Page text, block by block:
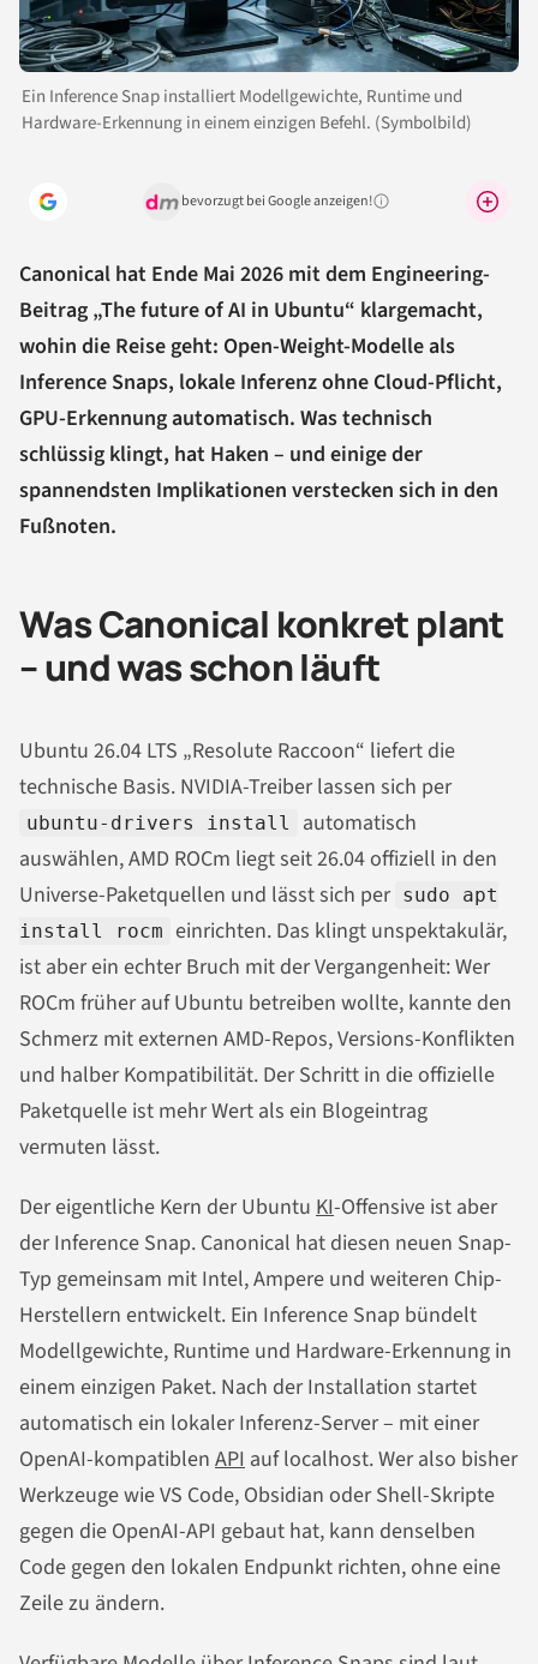
Ein Inference Snap installiert Modellgewichte, Runtime und
Hardware-Erkennung in einem einzigen Befehl. (Symbolbild)
bevorzugt bei Google anzeigen!Warum lohnt sich das?
Canonical hat Ende Mai 2026 mit dem Engineering-
Beitrag „The future of AI in Ubuntu“ klargemacht,
wohin die Reise geht: Open-Weight-Modelle als
Inference Snaps, lokale Inferenz ohne Cloud-Pflicht,
GPU-Erkennung automatisch. Was technisch
schlüssig klingt, hat Haken – und einige der
spannendsten Implikationen verstecken sich in den
Fußnoten.
Was Canonical konkret plant
– und was schon läuft
Ubuntu 26.04 LTS „Resolute Raccoon“ liefert die
technische Basis. NVIDIA-Treiber lassen sich per
ubuntu-drivers install
automatisch
auswählen, AMD ROCm liegt seit 26.04 offiziell in den
Universe-Paketquellen und lässt sich per sudo apt
install rocm einrichten. Das klingt unspektakulär,
ist aber ein echter Bruch mit der Vergangenheit: Wer
ROCm früher auf Ubuntu betreiben wollte, kannte den
Schmerz mit externen AMD-Repos, Versions-Konflikten
und halber Kompatibilität. Der Schritt in die offizielle
Paketquelle ist mehr Wert als ein Blogeintrag
vermuten lässt.
Der eigentliche Kern der Ubuntu KI-Offensive ist aber
der Inference Snap. Canonical hat diesen neuen Snap-
Typ gemeinsam mit Intel, Ampere und weiteren Chip-
Herstellern entwickelt. Ein Inference Snap bündelt
Modellgewichte, Runtime und Hardware-Erkennung in
einem einzigen Paket. Nach der Installation startet
automatisch ein lokaler Inferenz-Server – mit einer
OpenAI-kompatiblen API auf localhost. Wer also bisher
Werkzeuge wie VS Code, Obsidian oder Shell-Skripte
gegen die OpenAI-API gebaut hat, kann denselben
Code gegen den lokalen Endpunkt richten, ohne eine
Zeile zu ändern.